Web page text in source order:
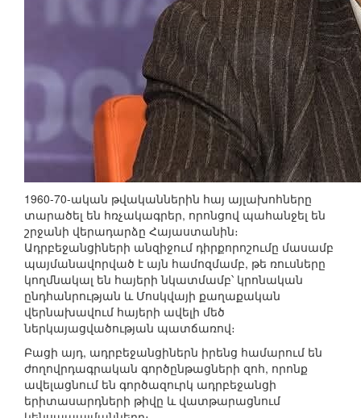
1960-70-ական թվականներին հայ այլախոհները
տարածել են հռչակագրեր, որոնցով պահանջել են
շրջանի վերադարձը Հայաստանին։
Ադրբեջանցիների անզիջում դիրքորոշումը մասամբ
պայմանավորված է այն համոզմամբ, թե ռուսները
կողմնակալ են հայերի նկատմամբ՝ կրոնական
ընդհանրության և Մոսկվայի քաղաքական
վերնախավում հայերի ավելի մեծ
ներկայացվածության պատճառով։
Բացի այդ, ադրբեջանցիներն իրենց համարում են
ժողովրդագրական գործընթացների զոհ, որոնք
ավելացնում են գործազուրկ ադրբեջանցի
երիտասարդների թիվը և վատթարացնում